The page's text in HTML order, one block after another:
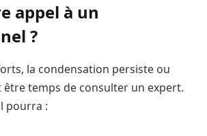
appel à un
?
la condensation persiste ou
être temps de consulter un expert.
pourra :